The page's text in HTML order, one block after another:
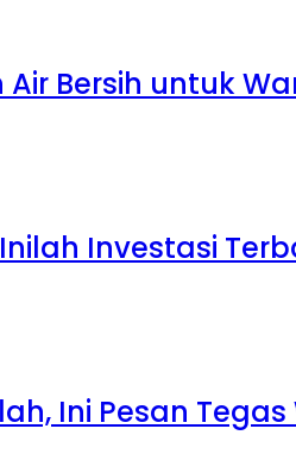
Bersih untuk
Investasi
Ini Pesan